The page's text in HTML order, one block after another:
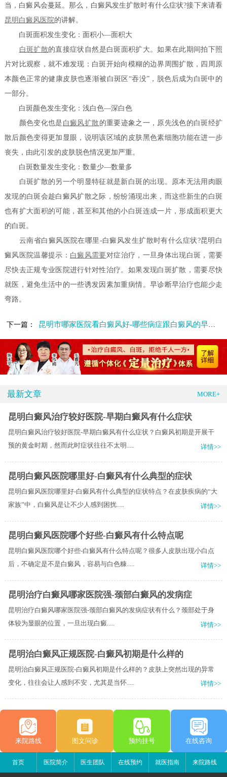
当，白癜风会蔓延。那么，白癜风发生扩散时有什么症状?接下来请看
昆明白癜风医院的讲解。
白斑面积发生变化：面积小—面积大
白斑扩散的直接症状自然是白斑面积扩大。如果在此期间拍下照
片对比观察，就不难发现：白斑开始向模糊的边界周围扩散，四周原
本颜色正常的健康皮肤也逐渐被白斑区“吞没”，脱色后成为白斑中的
一部分。
白斑颜色发生变化：浅白色—深白色
颜色变化也是 白癜风扩散 的重要迹象之一，原先浅色的白斑经扩
散后颜色变得更加显眼，说明该区域的皮肤黑色素细胞功能在进一步
丧失，由此引发的皮肤脱色情况更加严重。
白斑数量发生变化：数量少—数量多
白斑扩散的另一个明显特征就是新白斑的出现。原本无法用肉眼
发现的白斑会趁白癜风扩散之际，纷纷涌现出来，而这些新生的白斑
也有扩大面积的可能，甚至和其他的小白斑连成一片，形成面积更大
的白斑。
云南省白癜风医院在哪里-白癜风发生扩散时有什么症状?昆明白
癜风医院温馨提示： 白癜风需要对症治疗，一旦身体出现白斑，需要
尽快去正规专业医院进行针对性治疗。如果发现白斑扩散，需要尽快
就医，避免生活中的一些诱发因素加重病情。早诊断早治疗也能少走
弯路。
下一篇： 昆明市哪家医院看白癜风好-哪些病症跟白癜风的早期症状很相似
最新文章 MORE+
昆明白癜风治疗较好医院-早期白癜风有什么症状
昆明白癜风治疗较好医院-早期白癜风有什么症状？白癜风初期是开展干
预的黄金时期，然而此时症状往往不太明.....
详情>>
昆明白癜风医院哪里好-白癜风有什么典型的症状
昆明白癜风医院哪里好-白癜风有什么典型的症状特点？在皮肤疾病的“大
家族”中，白癜风是让不少人感到困扰.....
详情>>
昆明白癜风医院哪个好些-白癜风有什么特点呢
昆明白癜风医院哪个好些-白癜风有什么特点呢？很多人皮肤出现小白点
后，不确定是不是白癜风，容易与白色糠.....
详情>>
昆明治疗白癜风哪家医院强-颈部白癜风的发病症
昆明治疗白癜风哪家医院强-颈部白癜风的发病症状有什么？​颈部处于身
体较为显眼的位置，一旦出现白癜.....
详情>>
昆明治白癜风正规医院-白癜风初期是什么样的
昆明治白癜风正规医院-白癜风初期是什么样的？皮肤上突然出现的异常
变化，往往会让人感到不安，尤其是当怀.....
详情>>
来院路线 图文问诊 预约挂号 在线咨询
首页 医院简介 医生团队 在线预约 就医指南 来院路线